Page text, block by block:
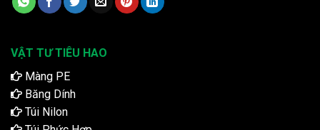
VẬT TƯ TIÊU HAO
Màng PE
Băng Dính
Túi Nilon